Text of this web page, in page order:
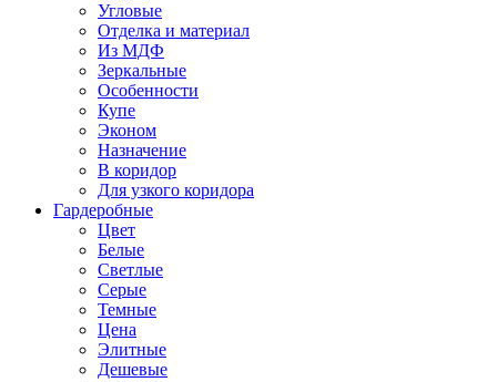
Угловые
Отделка и материал
Из МДФ
Зеркальные
Особенности
Купе
Эконом
Назначение
В коридор
Для узкого коридора
Гардеробные
Цвет
Белые
Светлые
Серые
Темные
Цена
Элитные
Дешевые